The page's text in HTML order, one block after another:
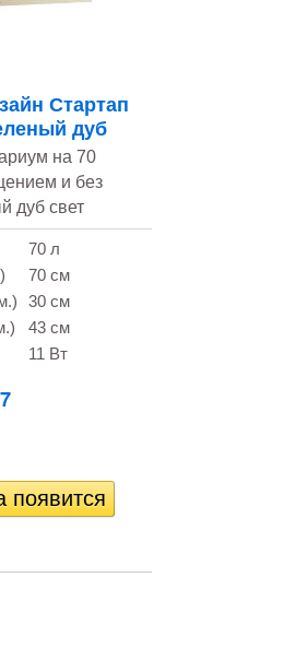
Стартап
дуб
на 70
и без
дуб свет
70 л
70 см
30 см
43 см
11 Вт